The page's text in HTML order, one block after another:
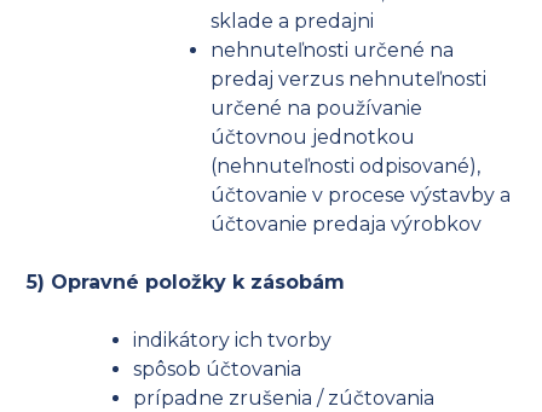
sklade a predajni
nehnuteľnosti určené na
predaj verzus nehnuteľnosti
určené na používanie
účtovnou jednotkou
(nehnuteľnosti odpisované),
účtovanie v procese výstavby a
účtovanie predaja výrobkov
5) Opravné položky k zásobám
indikátory ich tvorby
spôsob účtovania
prípadne zrušenia / zúčtovania